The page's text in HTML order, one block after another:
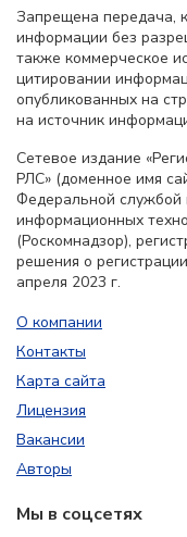
Запрещена передача,
информации без
также коммерческое
цитировании
опубликованных на
на источник
Сетевое издание
РЛС» (доменное имя
Федеральной службой
информационных
(Роскомнадзор),
решения о
апреля 2023 г.
О компании
Контакты
Карта сайта
Лицензия
Вакансии
Авторы
Мы в соцсетях